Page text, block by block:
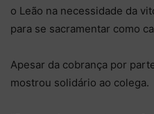
o Leão na necessidade da
para se sacramentar como
Apesar da cobrança por
mostrou solidário ao colega.